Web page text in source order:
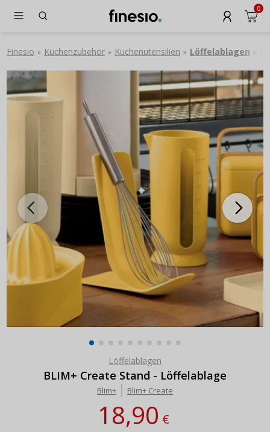
0
Finesio » Küchenzubehör » Küchenutensilien » Löffelablagen »
Löffelablagen
BLIM+ Create Stand - Löffelablage
Blim+ Blim+ Create
18,90€